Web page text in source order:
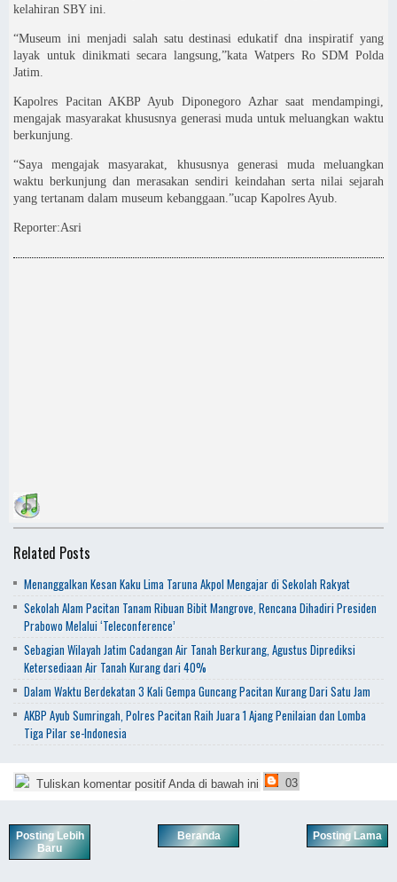
kelahiran SBY ini.
“Museum ini menjadi salah satu destinasi edukatif dna inspiratif yang
layak untuk dinikmati secara langsung,”kata Watpers Ro SDM Polda
Jatim.
Kapolres Pacitan AKBP Ayub Diponegoro Azhar saat mendampingi,
mengajak masyarakat khususnya generasi muda untuk meluangkan waktu
berkunjung.
“Saya mengajak masyarakat, khususnya generasi muda meluangkan
waktu berkunjung dan merasakan sendiri keindahan serta nilai sejarah
yang tertanam dalam museum kebanggaan.”ucap Kapolres Ayub.
Reporter:Asri
Related Posts
Menanggalkan Kesan Kaku Lima Taruna Akpol Mengajar di Sekolah Rakyat
Sekolah Alam Pacitan Tanam Ribuan Bibit Mangrove, Rencana Dihadiri Presiden
Prabowo Melalui ‘Teleconference’
Sebagian Wilayah Jatim Cadangan Air Tanah Berkurang, Agustus Diprediksi
Ketersediaan Air Tanah Kurang dari 40%
Dalam Waktu Berdekatan 3 Kali Gempa Guncang Pacitan Kurang Dari Satu Jam
AKBP Ayub Sumringah, Polres Pacitan Raih Juara 1 Ajang Penilaian dan Lomba
Tiga Pilar se-Indonesia
Tuliskan komentar positif Anda di bawah ini 03
Posting Lebih
Baru
Posting Lama
Beranda